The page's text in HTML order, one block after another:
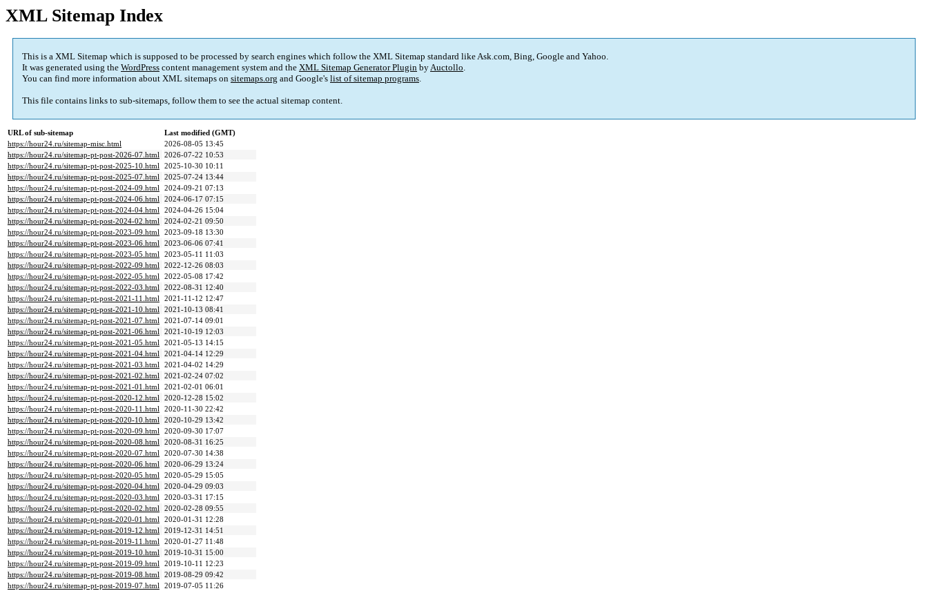
XML Sitemap Index
This is a XML Sitemap which is supposed to be processed by search engines which follow the XML Sitemap standard like Ask.com, Bing, Google and Yahoo.
It was generated using the WordPress content management system and the XML Sitemap Generator Plugin byAuctollo.
You can find more information about XML sitemaps on sitemaps.org and Google's list of sitemap programs.
This file contains links to sub-sitemaps, follow them to see the actual sitemap content.
URL of sub-sitemap
Last modified (GMT)
https://hour24.ru/sitemap-misc.html
2026-08-05 13:45
https://hour24.ru/sitemap-pt-post-2026-07.html 2026-07-22 10:53
https://hour24.ru/sitemap-pt-post-2025-10.html 2025-10-30 10:11
https://hour24.ru/sitemap-pt-post-2025-07.html 2025-07-24 13:44
https://hour24.ru/sitemap-pt-post-2024-09.html 2024-09-21 07:13
https://hour24.ru/sitemap-pt-post-2024-06.html 2024-06-17 07:15
https://hour24.ru/sitemap-pt-post-2024-04.html 2024-04-26 15:04
https://hour24.ru/sitemap-pt-post-2024-02.html 2024-02-21 09:50
https://hour24.ru/sitemap-pt-post-2023-09.html 2023-09-18 13:30
https://hour24.ru/sitemap-pt-post-2023-06.html 2023-06-06 07:41
https://hour24.ru/sitemap-pt-post-2023-05.html 2023-05-11 11:03
https://hour24.ru/sitemap-pt-post-2022-09.html 2022-12-26 08:03
https://hour24.ru/sitemap-pt-post-2022-05.html 2022-05-08 17:42
https://hour24.ru/sitemap-pt-post-2022-03.html 2022-08-31 12:40
https://hour24.ru/sitemap-pt-post-2021-11.html 2021-11-12 12:47
https://hour24.ru/sitemap-pt-post-2021-10.html 2021-10-13 08:41
https://hour24.ru/sitemap-pt-post-2021-07.html 2021-07-14 09:01
https://hour24.ru/sitemap-pt-post-2021-06.html 2021-10-19 12:03
https://hour24.ru/sitemap-pt-post-2021-05.html 2021-05-13 14:15
https://hour24.ru/sitemap-pt-post-2021-04.html 2021-04-14 12:29
https://hour24.ru/sitemap-pt-post-2021-03.html 2021-04-02 14:29
https://hour24.ru/sitemap-pt-post-2021-02.html 2021-02-24 07:02
https://hour24.ru/sitemap-pt-post-2021-01.html 2021-02-01 06:01
https://hour24.ru/sitemap-pt-post-2020-12.html 2020-12-28 15:02
https://hour24.ru/sitemap-pt-post-2020-11.html 2020-11-30 22:42
https://hour24.ru/sitemap-pt-post-2020-10.html 2020-10-29 13:42
https://hour24.ru/sitemap-pt-post-2020-09.html 2020-09-30 17:07
https://hour24.ru/sitemap-pt-post-2020-08.html 2020-08-31 16:25
https://hour24.ru/sitemap-pt-post-2020-07.html 2020-07-30 14:38
https://hour24.ru/sitemap-pt-post-2020-06.html 2020-06-29 13:24
https://hour24.ru/sitemap-pt-post-2020-05.html 2020-05-29 15:05
https://hour24.ru/sitemap-pt-post-2020-04.html 2020-04-29 09:03
https://hour24.ru/sitemap-pt-post-2020-03.html 2020-03-31 17:15
https://hour24.ru/sitemap-pt-post-2020-02.html 2020-02-28 09:55
https://hour24.ru/sitemap-pt-post-2020-01.html 2020-01-31 12:28
https://hour24.ru/sitemap-pt-post-2019-12.html 2019-12-31 14:51
https://hour24.ru/sitemap-pt-post-2019-11.html 2020-01-27 11:48
https://hour24.ru/sitemap-pt-post-2019-10.html 2019-10-31 15:00
https://hour24.ru/sitemap-pt-post-2019-09.html 2019-10-11 12:23
https://hour24.ru/sitemap-pt-post-2019-08.html 2019-08-29 09:42
https://hour24.ru/sitemap-pt-post-2019-07.html 2019-07-05 11:26